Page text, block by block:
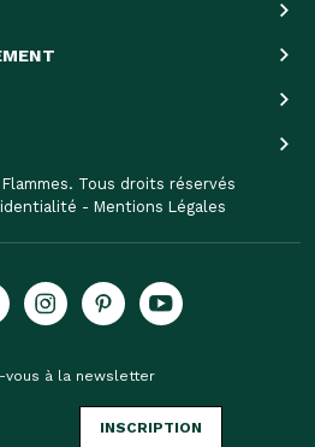
Tous droits réservés
- Mentions Légales
vous à la newsletter
INSCRIPTION